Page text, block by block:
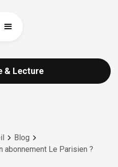
& Lecture
Blog
abonnement Le Parisien ?